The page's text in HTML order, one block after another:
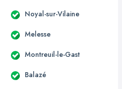
Noyal-sur-Vilaine
Melesse
Montreuil-le-Gast
Balazé